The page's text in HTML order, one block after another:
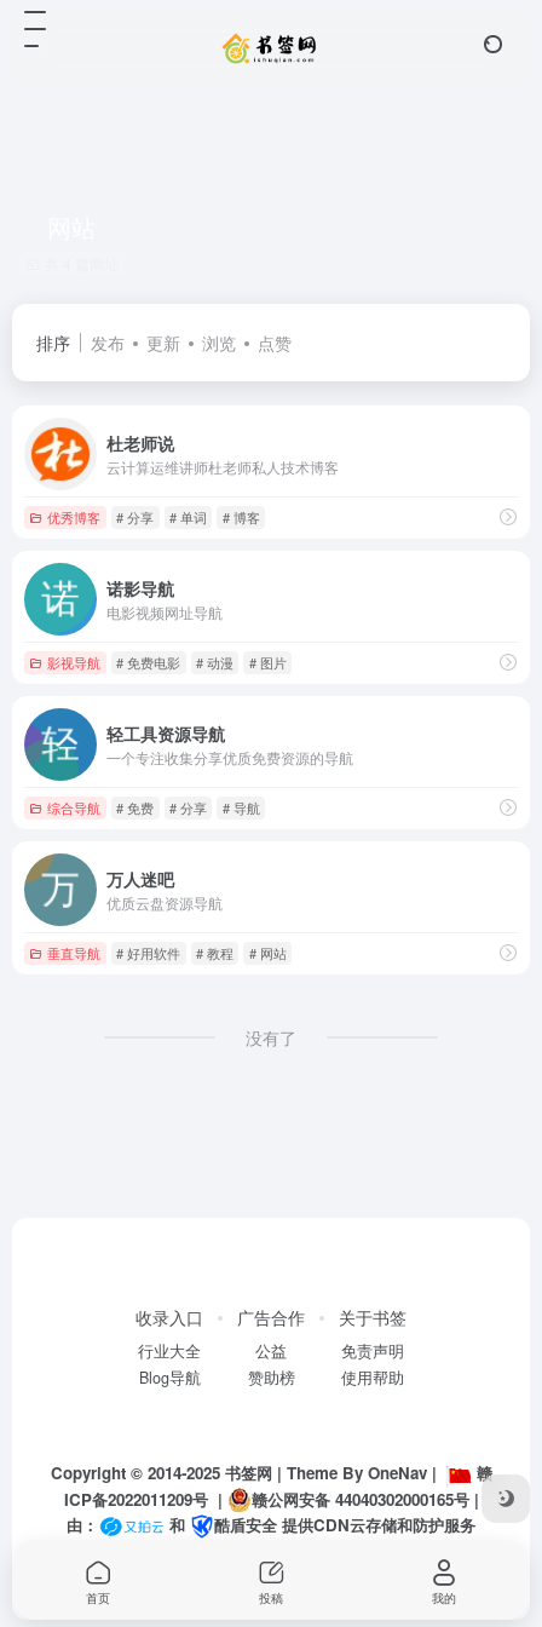
排序 发布 更新 浏览 点赞
杜老师说
云计算运维讲师杜老师私人技术博客
优秀博客 # 分享 # 单词 # 博客
诺影导航
电影视频网址导航
影视导航 # 免费电影 # 动漫 # 图片
轻工具资源导航
一个专注收集分享优质免费资源的导航
综合导航 # 免费 # 分享 # 导航
万人迷吧
优质云盘资源导航
垂直导航 # 好用软件 # 教程 # 网站
没有了
收录入口
行业大全
Blog导航
广告合作
公益
赞助榜
关于书签
免责声明
使用帮助
Copyright © 2014-2025 书签网 | Theme By OneNav|
赣
ICP备2022011209号| 赣公网安备 44040302000165号|
由：
和 酷盾安全 提供CDN云存储和防护服务
首页 投稿 我的